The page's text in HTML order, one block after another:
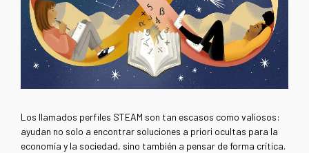
Los llamados perfiles STEAM son tan escasos como valiosos:
ayudan no solo a encontrar soluciones a priori ocultas para la
economía y la sociedad, sino también a pensar de forma crítica.